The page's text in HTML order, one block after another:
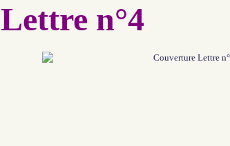
Lettre n°4